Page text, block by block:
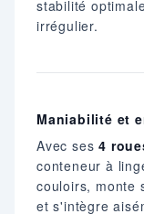
stabilité
irrégulier.
Maniabilité et
Avec ses4
conteneur à
couloirs, monte
et s'intègre